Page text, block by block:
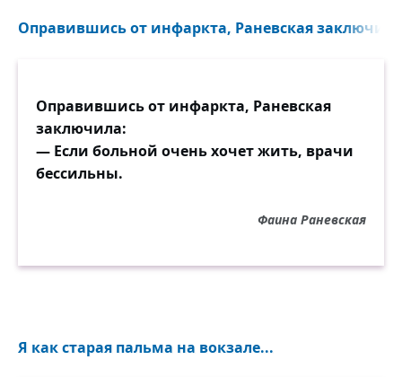
Оправившись от инфаркта, Раневская
Оправившись от инфаркта, Раневская
заключила:
— Если больной очень хочет жить, врачи
бессильны.
Фаина Раневская
Я как старая пальма на вокзале...